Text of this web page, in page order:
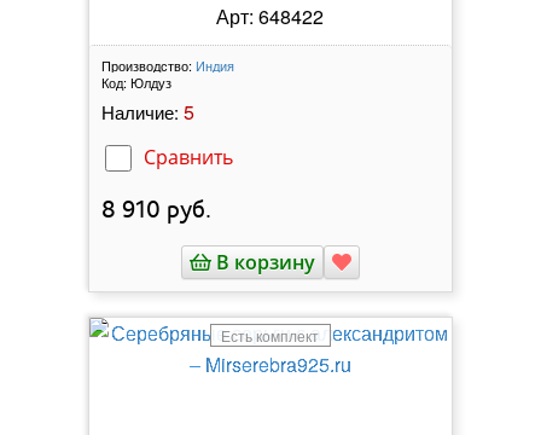
Арт: 648422
Производство: Индия
Код: Юлдуз
Наличие: 5
Сравнить
8 910 руб.
В корзину
Есть комплект